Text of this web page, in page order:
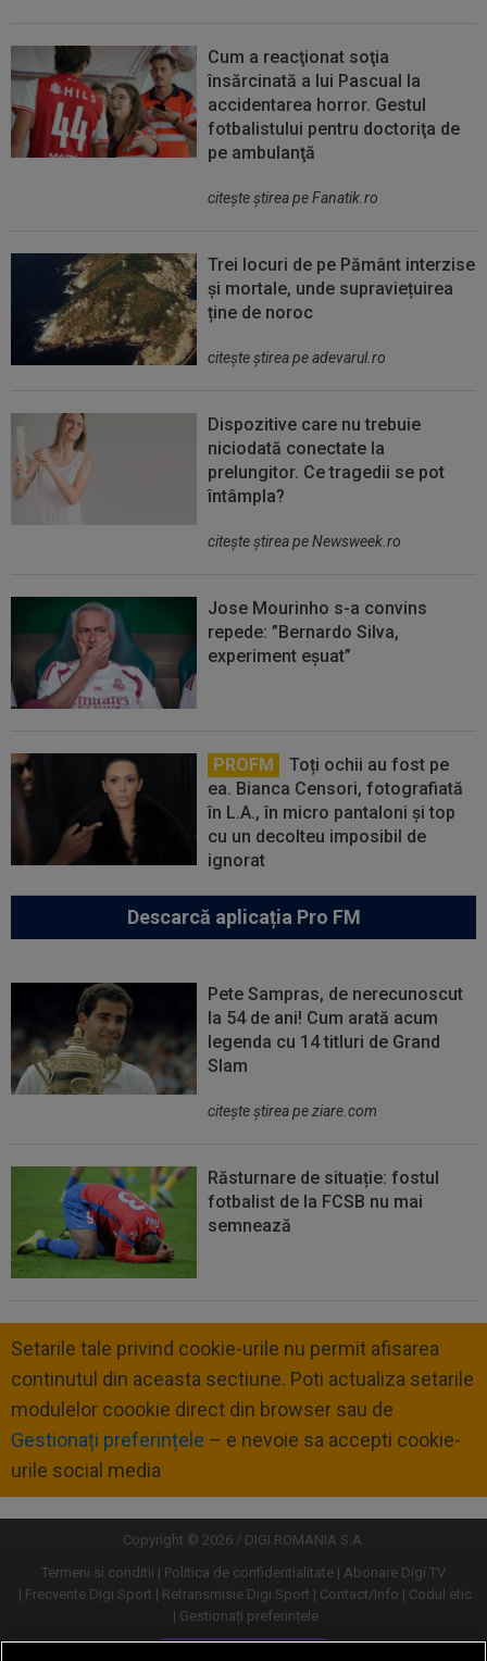
Cum a reacţionat soţia
însărcinată a lui Pascual la
accidentarea horror. Gestul
fotbalistului pentru doctoriţa de
pe ambulanţă
citeşte ştirea pe Fanatik.ro
Trei locuri de pe Pământ interzise
și mortale, unde supraviețuirea
ține de noroc
citeşte ştirea pe adevarul.ro
Dispozitive care nu trebuie
niciodată conectate la
prelungitor. Ce tragedii se pot
întâmpla?
citeşte ştirea pe Newsweek.ro
Jose Mourinho s-a convins
repede: ”Bernardo Silva,
experiment eșuat”
PROFM
Toți ochii au fost pe
ea. Bianca Censori, fotografiată
în L.A., în micro pantaloni și top
cu un decolteu imposibil de
ignorat
Descarcă aplicația Pro FM
Pete Sampras, de nerecunoscut
la 54 de ani! Cum arată acum
legenda cu 14 titluri de Grand
Slam
citeşte ştirea pe ziare.com
Răsturnare de situație: fostul
fotbalist de la FCSB nu mai
semnează
Setarile tale privind cookie-urile nu permit afisarea
continutul din aceasta sectiune. Poti actualiza setarile
modulelor coookie direct din browser sau de
Gestionați preferințele – e nevoie sa accepti cookie-
urile social media
Copyright © 2026 / DIGI ROMANIA S.A.
Termeni si conditii
Politica de confidentialitate
Abonare Digi TV
Frecvente Digi Sport
Retransmisie Digi Sport Contact/Info
Codul etic
Gestionați preferințele